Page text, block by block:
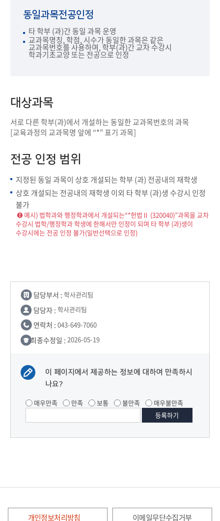
동일과목전공인정
타 학부 (과)간 동일 과목 운영
교과목명칭, 학점, 시수가 동일한 과목은 같은
교과목번호를 사용하며, 학부(과)간 교차 수강시
학과기초교양 또는 전공으로 인정
대상과목
서로 다른 학부(과)에서 개설하는 동일한 교과목번호의 과목
[교육과정의 교과목명 앞에 “*” 표기 과목]
전공 인정 범위
지정된 동일 과목이 상호 개설되는 학부 (과) 전공내의 재학생
상호 개설되는 전공내의 재학생 이외 타 학부 (과)생 수강시 인정
불가
예시) 법학과와 행정학과에서 개설되는“*헌법Ⅱ (320040)”과목을 교차
수강시 법학/행정학과 학생에 한해서만 인정이 되며 타 학부 (과)생이
수강시에는 전공 인정 불가(일반선택으로 인정)
담당부서 : 학사관리팀
담당자 : 학사관리팀
연락처 : 043-649-7060
최종수정일 : 2026-05-19
이 페이지에서 제공하는 정보에 대하여 만족하시
나요?
매우만족 만족 보통 불만족 매우불만족
개인정보처리방침 이메일무단수집거부